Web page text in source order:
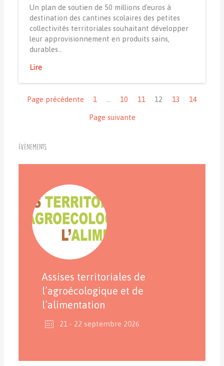
Un plan de soutien de 50 millions d'euros à
destination des cantines scolaires des petites
collectivités territoriales souhaitant développer
leur approvisionnement en produits sains,
durables…
Lire
Page précédente
1 10 11 12 13 14
Page suivante
Événements
Assises territoriales de
l’agroécologique et de
l’alimentation
21 - 22 septembre 2026